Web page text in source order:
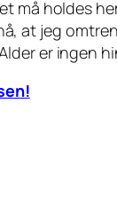
holdes
at jeg
er ingen